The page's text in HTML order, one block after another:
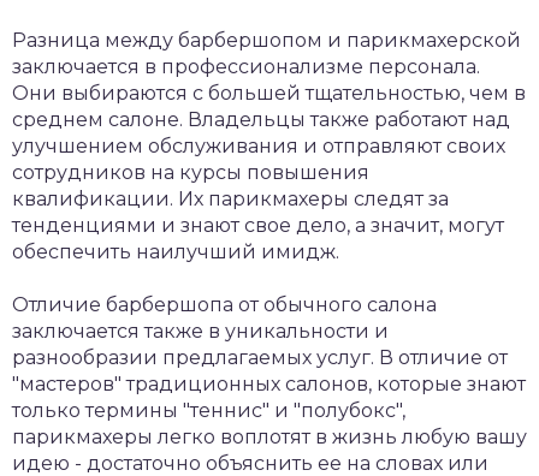
Разница между барбершопом и парикмахерской
заключается в профессионализме персонала.
Они выбираются с большей тщательностью, чем в
среднем салоне. Владельцы также работают над
улучшением обслуживания и отправляют своих
сотрудников на курсы повышения
квалификации. Их парикмахеры следят за
тенденциями и знают свое дело, а значит, могут
обеспечить наилучший имидж.
Отличие барбершопа от обычного салона
заключается также в уникальности и
разнообразии предлагаемых услуг. В отличие от
"мастеров" традиционных салонов, которые знают
только термины "теннис" и "полубокс",
парикмахеры легко воплотят в жизнь любую вашу
идею - достаточно объяснить ее на словах или